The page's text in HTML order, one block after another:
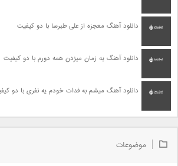
دانلود آهنگ معجزه از علی طبرسا با دو کیفیت
دانلود آهنگ یه زمان میزدن همه دورم با دو کیفیت
دانلود آهنگ میشم به فدات خودم یه نفری با دو
موضوعات